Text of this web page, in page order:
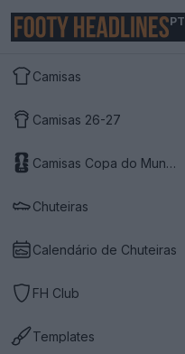
PT
Camisas
Camisas 26-27
Camisas Copa do Mundo 2026
Chuteiras
Calendário de Chuteiras
FH Club
Templates